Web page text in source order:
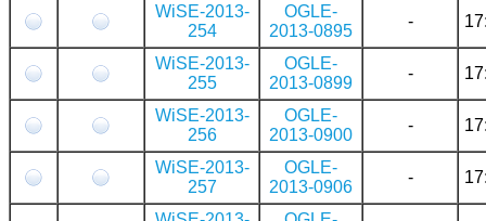
WiSE-2013-
254
OGLE-
2013-0895
-
WiSE-2013-
255
OGLE-
2013-0899
-
WiSE-2013-
256
OGLE-
2013-0900
-
WiSE-2013-
257
OGLE-
2013-0906
-